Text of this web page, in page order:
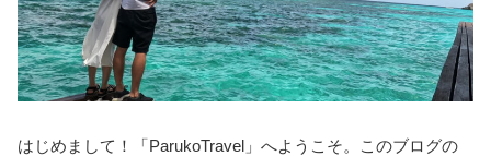
はじめまして！「ParukoTravel」へようこそ。このブログの